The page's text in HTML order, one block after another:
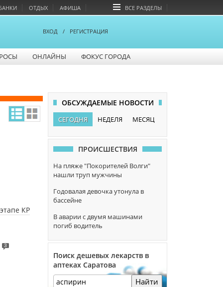
ОТДЫХ АФИША ВСЕ РАЗДЕЛЫ
ВХОД / РЕГИСТРАЦИЯ
ОНЛАЙНЫ ФОКУС ГОРОДА
КР
3
ОБСУЖДАЕМЫЕ НОВОСТИ
СЕГОДНЯ НЕДЕЛЯ МЕСЯЦ
ПРОИСШЕСТВИЯ
На пляже "Покорителей Волги"
нашли труп мужчины
Годовалая девочка утонула в
бассейне
В аварии с двумя машинами
погиб водитель
Поиск дешевых лекарств в
аптеках Саратова
Найти